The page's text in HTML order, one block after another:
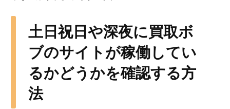
土日祝日や深夜に買取ボ
ブのサイトが稼働してい
るかどうかを確認する方
法